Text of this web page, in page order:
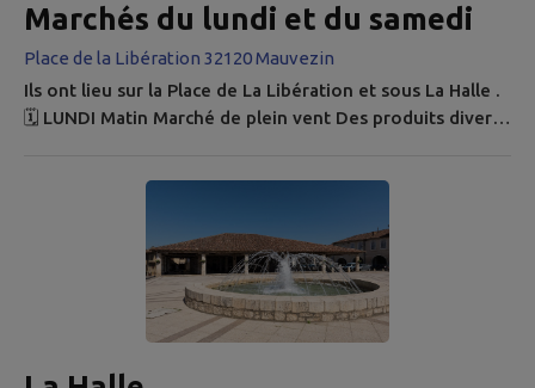
Marchés du lundi et du samedi
Place de la Libération 32120 Mauvezin
Ils ont lieu sur la Place de La Libération et sous La Halle .
🗓 LUNDI Matin Marché de plein vent Des produits divers
durant la saison estivale. ➔ Règlement du Marché du
Lundi 🗓 SAMEDI matin Marché des producteurs Sous la